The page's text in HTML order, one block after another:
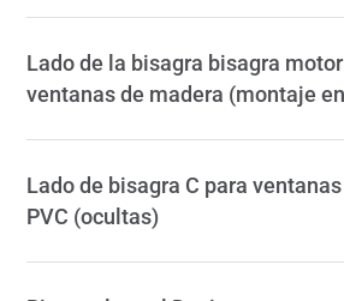
Lado de la bisagra bisagra
ventanas de madera (montaje
Lado de bisagra C para
PVC (ocultas)